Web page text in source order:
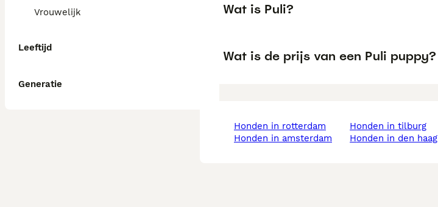
Vrouwelijk
Leeftijd
Generatie
Wat is Puli?
Wat is de prijs van een Puli puppy?
honden in rotterdam
honden in amsterdam
honden in tilburg
honden in den haag